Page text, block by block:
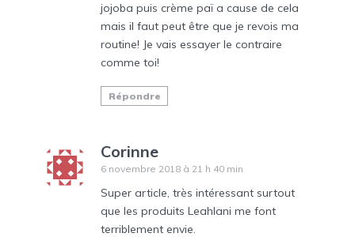
jojoba puis crème paï a cause de cela
mais il faut peut être que je revois ma
routine! Je vais essayer le contraire
comme toi!
Répondre
Corinne
6 novembre 2018 à 21 h 40 min
Super article, très intéressant surtout
que les produits Leahlani me font
terriblement envie.